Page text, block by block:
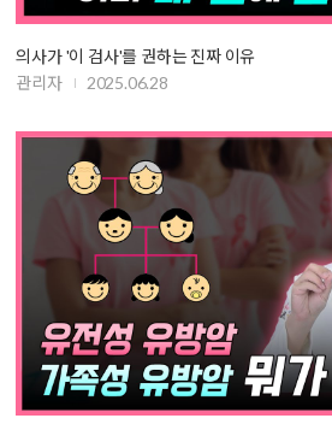
의사가 '이 검사'를 권하는 진짜 이유
관리자
2025.06.28